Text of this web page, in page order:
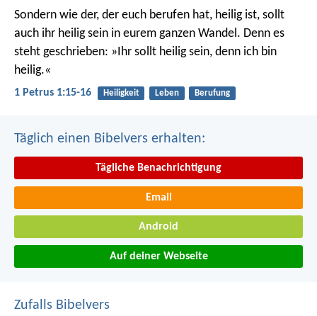
Sondern wie der, der euch berufen hat, heilig ist, sollt
auch ihr heilig sein in eurem ganzen Wandel. Denn es
steht geschrieben: »Ihr sollt heilig sein, denn ich bin
heilig.«
1 Petrus 1:15-16 Heiligkeit Leben Berufung
Täglich einen Bibelvers erhalten:
Tägliche Benachrichtigung
Email
Android
Auf deiner Webseite
Zufalls Bibelvers